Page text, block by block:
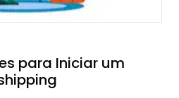
para Iniciar um